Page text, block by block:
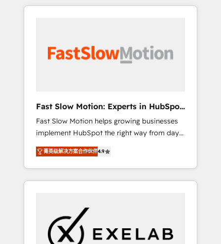
Implementation, Data Migration & Custom
messy data, and disconnected teams getting
so it actually drives revenue, not just reports
reporting - Workflow automation and data
clean-up - Sales enablement and team
training - Ongoing optimisation and RevOps
support Based in Leeds and London, we
partner with SMEs across the UK who are
ready to turn HubSpot into the growth
engine it’s meant to be.
Fast Slow Motion: Experts in HubSpot
& Salesforce
Fast Slow Motion helps growing businesses
implement HubSpot the right way from day
one — with the flexibility to scale as
complexity increases. Highly certified in both
HubSpot and Salesforce, we bring deep
experience in CRM implementation,
growing mid-market and enterprise
organizations, our team combines strong
technical execution with real business
菁英级解决方案合作伙伴4.9